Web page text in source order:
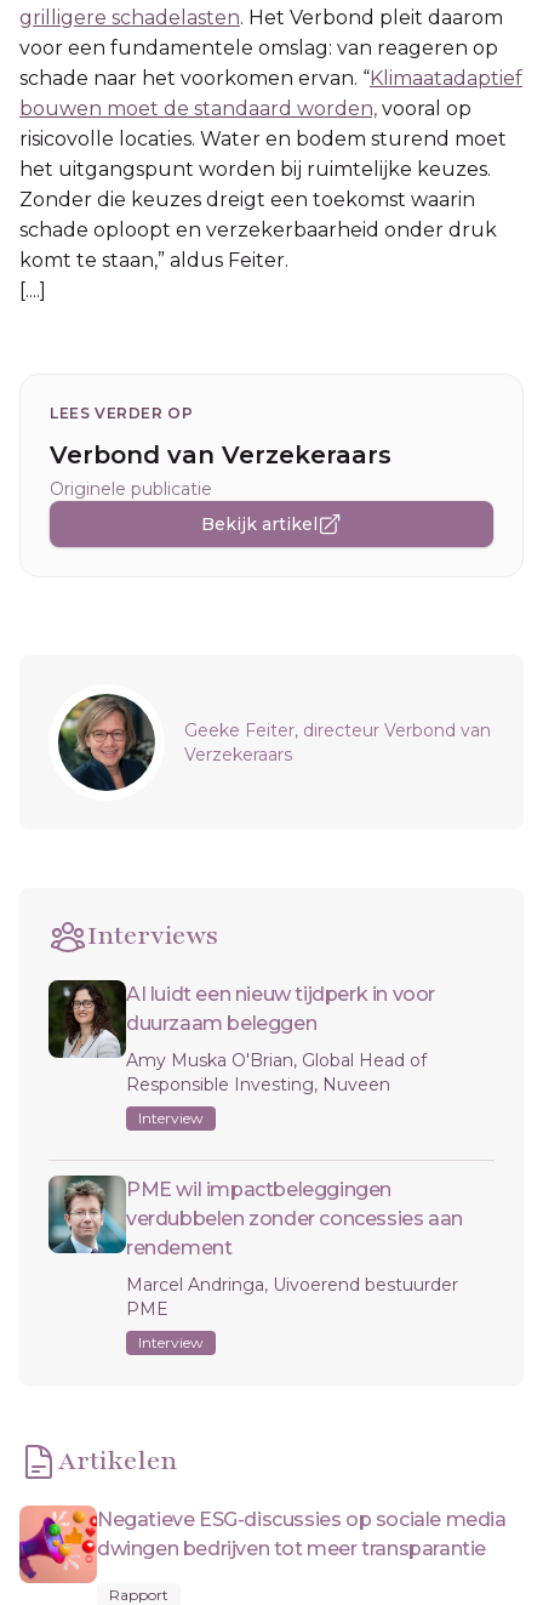
grilligere schadelasten. Het Verbond pleit daarom
voor een fundamentele omslag: van reageren op
schade naar het voorkomen ervan. “Klimaatadaptief
bouwen moet de standaard worden, vooral op
risicovolle locaties. Water en bodem sturend moet
het uitgangspunt worden bij ruimtelijke keuzes.
Zonder die keuzes dreigt een toekomst waarin
schade oploopt en verzekerbaarheid onder druk
komt te staan,” aldus Feiter.
[....]
LEES VERDER OP
Verbond van Verzekeraars
Originele publicatie
Bekijk artikel
Sidebar
Geeke Feiter, directeur Verbond van
Verzekeraars
Interviews
AI luidt een nieuw tijdperk in voor
duurzaam beleggen
Amy Muska O'Brian, Global Head of
Responsible Investing, Nuveen
Interview
PME wil impactbeleggingen
verdubbelen zonder concessies aan
rendement
Marcel Andringa, Uivoerend bestuurder
PME
Interview
Artikelen
Negatieve ESG-discussies op sociale media
dwingen bedrijven tot meer transparantie
Rapport